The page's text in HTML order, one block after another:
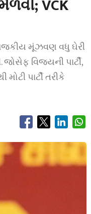
VCK
મૂંઝવણ વધુ ઘેરી
વિજયની પાર્ટી,
પાર્ટી તરીકે